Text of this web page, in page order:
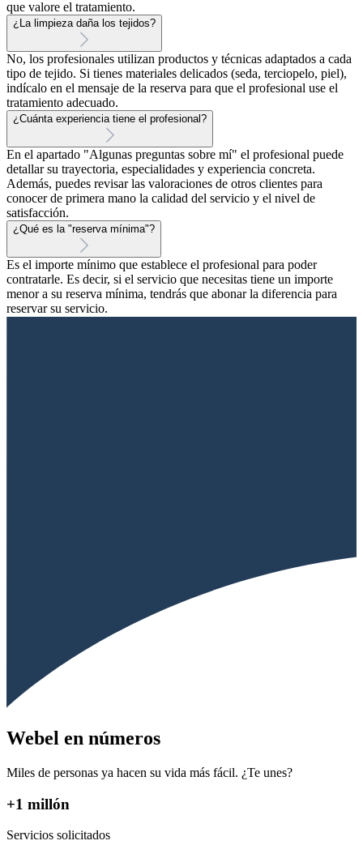
que valore el tratamiento.
¿La limpieza daña los tejidos?
No, los profesionales utilizan productos y técnicas adaptados a cada
tipo de tejido. Si tienes materiales delicados (seda, terciopelo, piel),
indícalo en el mensaje de la reserva para que el profesional use el
tratamiento adecuado.
¿Cuánta experiencia tiene el profesional?
En el apartado "Algunas preguntas sobre mí" el profesional puede
detallar su trayectoria, especialidades y experiencia concreta.
Además, puedes revisar las valoraciones de otros clientes para
conocer de primera mano la calidad del servicio y el nivel de
satisfacción.
¿Qué es la "reserva mínima"?
Es el importe mínimo que establece el profesional para poder
contratarle. Es decir, si el servicio que necesitas tiene un importe
menor a su reserva mínima, tendrás que abonar la diferencia para
reservar su servicio.
Webel en números
Miles de personas ya hacen su vida más fácil. ¿Te unes?
+1 millón
Servicios solicitados